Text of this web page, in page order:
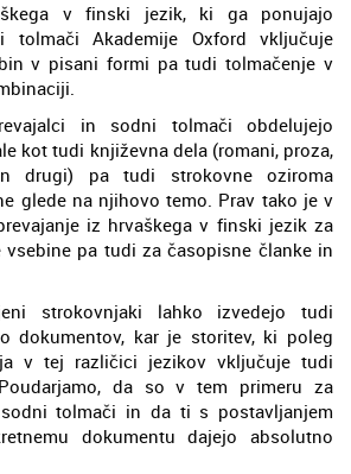
v finski jezik, ki ga ponujajo
tolmači Akademije Oxford vključuje
v pisani formi pa tudi tolmačenje v
in sodni tolmači obdelujejo
kot tudi književna dela (romani, proza,
drugi) pa tudi strokovne oziroma
glede na njihovo temo. Prav tako je v
iz hrvaškega v finski jezik za
pa tudi za časopisne članke in
strokovnjaki lahko izvedejo tudi
dokumentov, kar je storitev, ki poleg
v tej različici jezikov vključuje tudi
da so v tem primeru za
tolmači in da ti s postavljanjem
dokumentu dajejo absolutno